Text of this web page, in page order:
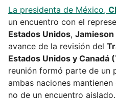
La presidenta de México,
un encuentro con el
Estados Unidos,
avance de la revisión del
Estados Unidos y Canadá
reunión formó parte de un
ambas naciones
no de un encuentro aislado.